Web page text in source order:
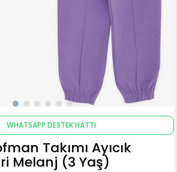
WHATSAPP DESTEK HATTI
Takımı Ayıcık
Melanj (3 Yaş)